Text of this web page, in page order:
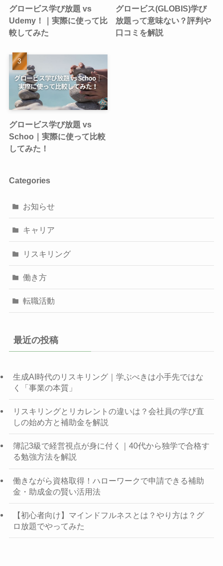
グロービス学び放題 vs
Udemy！｜実際に使って比
較してみた
グロービス(GLOBIS)学び
放題って意味ない？評判や
口コミを解説
グロービス学び放題 vs
Schoo｜実際に使って比較
してみた！
Categories
お知らせ
キャリア
リスキリング
働き方
転職活動
最近の投稿
生成AI時代のリスキリング｜学ぶべきは小手先ではな
く「事業の本質」
リスキリングとリカレントの違いは？会社員の学び直
しの始め方と補助金を解説
簿記3級で経営視点が身に付く｜40代から独学で合格す
る勉強方法を解説
働きながら資格取得！ハローワークで申請できる補助
金・助成金の賢い活用法
【初心者向け】マインドフルネスとは？やり方は？グ
ロ放題でやってみた